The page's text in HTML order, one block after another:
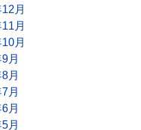
月
月
月
月
月
月
月
月